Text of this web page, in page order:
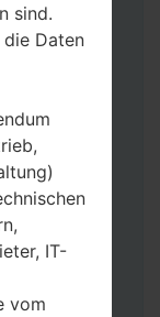
3
Datei
Firmware-
Firmware-
sind.
die Daten
IT-
vom